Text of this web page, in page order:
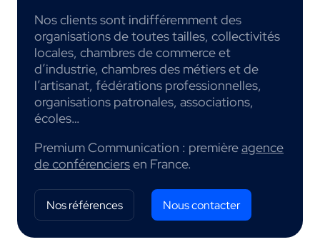
Nos clients sont indifféremment des
organisations de toutes tailles, collectivités
locales, chambres de commerce et
d’industrie, chambres des métiers et de
l’artisanat, fédérations professionnelles,
organisations patronales, associations,
écoles…
Premium Communication : premièreagence
de conférenciersen France.
Nos références Nous contacter